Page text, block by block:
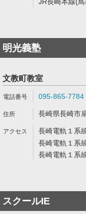
明光義塾
文教町教室
095-865-7784
長崎県長崎市
長崎電軌１系
長崎電軌１系
長崎電軌１系
スクールIE